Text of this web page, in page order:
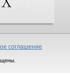
соглашение